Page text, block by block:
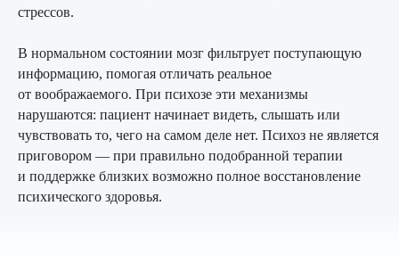
стрессов.
В нормальном состоянии мозг фильтрует поступающую
информацию, помогая отличать реальное
от воображаемого. При психозе эти механизмы
нарушаются: пациент начинает видеть, слышать или
чувствовать то, чего на самом деле нет. Психоз не является
приговором — при правильно подобранной терапии
и поддержке близких возможно полное восстановление
психического здоровья.